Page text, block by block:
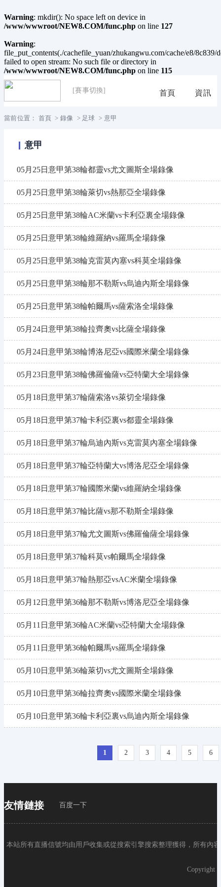
Warning: mkdir(): No space left on device in
/www/wwwroot/NEW8.COM/func.php on line 127
Warning:
file_put_contents(./cachefile_yuan/zhukangwu.com/cache/e8/8c839/
failed to open stream: No such file or directory in
/www/wwwroot/NEW8.COM/func.php on line 115
[賽事切換] 首頁 資訊
當前位置： 首頁 > 錄像 > 足球 > 意甲
意甲
05月25日意甲第38輪都靈vs尤文圖斯全場錄像
05月25日意甲第38輪萊切vs熱那亞全場錄像
05月25日意甲第38輪AC米蘭vs卡利亞裏全場錄像
05月25日意甲第38輪維羅納vs羅馬全場錄像
05月25日意甲第38輪克雷莫內塞vs科莫全場錄像
05月25日意甲第38輪那不勒斯vs烏迪內斯全場錄像
05月25日意甲第38輪帕爾馬vs薩索洛全場錄像
05月24日意甲第38輪拉齊奧vs比薩全場錄像
05月24日意甲第38輪博洛尼亞vs國際米蘭全場錄像
05月23日意甲第38輪佛羅倫薩vs亞特蘭大全場錄像
05月18日意甲第37輪薩索洛vs萊切全場錄像
05月18日意甲第37輪卡利亞裏vs都靈全場錄像
05月18日意甲第37輪烏迪內斯vs克雷莫內塞全場錄像
05月18日意甲第37輪亞特蘭大vs博洛尼亞全場錄像
05月18日意甲第37輪國際米蘭vs維羅納全場錄像
05月18日意甲第37輪比薩vs那不勒斯全場錄像
05月18日意甲第37輪尤文圖斯vs佛羅倫薩全場錄像
05月18日意甲第37輪科莫vs帕爾馬全場錄像
05月18日意甲第37輪熱那亞vsAC米蘭全場錄像
05月12日意甲第36輪那不勒斯vs博洛尼亞全場錄像
05月11日意甲第36輪AC米蘭vs亞特蘭大全場錄像
05月11日意甲第36輪帕爾馬vs羅馬全場錄像
05月10日意甲第36輪萊切vs尤文圖斯全場錄像
05月10日意甲第36輪拉齊奧vs國際米蘭全場錄像
05月10日意甲第36輪卡利亞裏vs烏迪內斯全場錄像
1 2 3 4 5 6
友情鏈接 百度一下
本站所有直播信號均由用戶收集或從搜索引擎搜索整理獲得，所有內
Copyright